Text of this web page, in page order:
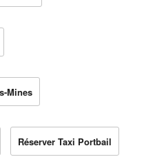
Mines
Réserver Taxi Portbail